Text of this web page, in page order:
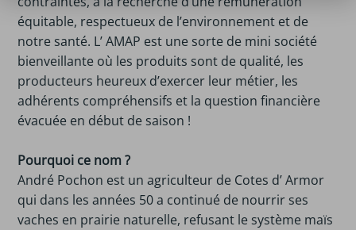
équitable, respectueux de l’environnement et de
notre santé. L’ AMAP est une sorte de mini société
bienveillante où les produits sont de qualité, les
producteurs heureux d’exercer leur métier, les
adhérents compréhensifs et la question financière
évacuée en début de saison !
Pourquoi ce nom ?
André Pochon est un agriculteur de Cotes d’ Armor
qui dans les années 50 a continué de nourrir ses
vaches en prairie naturelle, refusant le système maïs